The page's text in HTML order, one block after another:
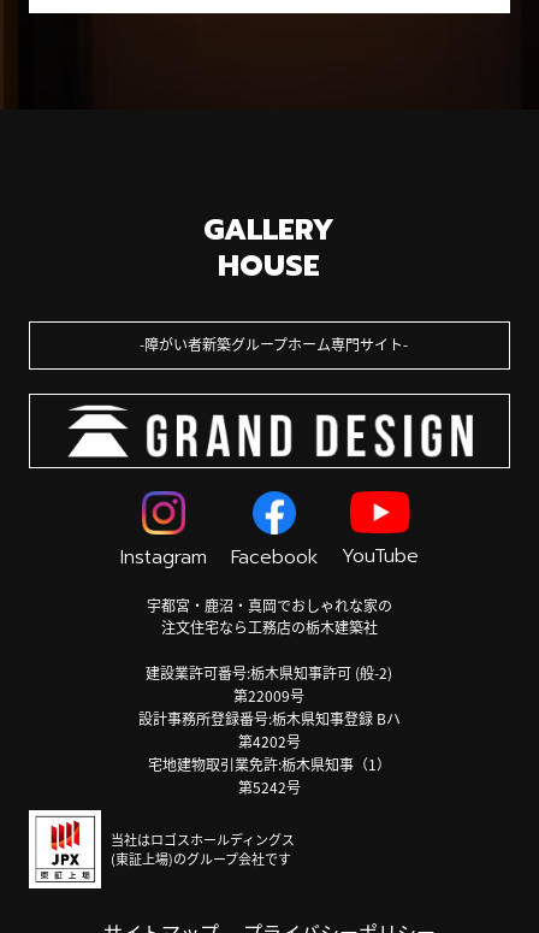
GALLERY
HOUSE
障がい者新築グループホーム専門サイト
Instagram Facebook YouTube
宇都宮・鹿沼・真岡でおしゃれな家の
注文住宅なら工務店の栃木建築社
建設業許可番号:栃木県知事許可 (般-2)
第22009号
設計事務所登録番号:栃木県知事登録 Bハ
第4202号
宅地建物取引業免許:栃木県知事（1）
第5242号
当社はロゴスホールディングス
(東証上場)のグループ会社です